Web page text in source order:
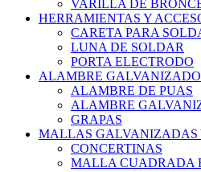
VARILLA DE
HERRAMIENTAS Y
CARETA PARA
LUNA DE SOLDAR
PORTA ELECTRODO
ALAMBRE
ALAMBRE DE PUAS
ALAMBRE
GRAPAS
MALLAS GALVANIZADAS
CONCERTINAS
MALLA CUADRADA